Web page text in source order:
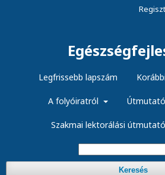
Legfrissebb lapszám
A folyóiratról
Szakmai lektorálási útmutató
Keresés